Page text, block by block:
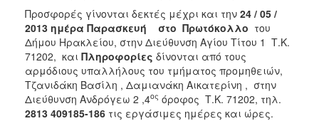
Προσφορές γίνονται δεκτές μέχρι και την 24 / 05 /
2013 ημέρα Παρασκευή στο Πρωτόκολλο του
Δήμου Ηρακλείου, στην Διεύθυνση Αγίου Τίτου 1 Τ.Κ.
71202, και Πληροφορίες δίνονται από τους
αρμόδιους υπαλλήλους του τμήματος προμηθειών,
Τζανιδάκη Βασίλη , Δαμιανάκη Αικατερίνη , στην
Διεύθυνση Ανδρόγεω 2 ,4ος όροφος Τ.Κ. 71202, τηλ.
2813 409185-186 τις εργάσιμες ημέρες και ώρες.